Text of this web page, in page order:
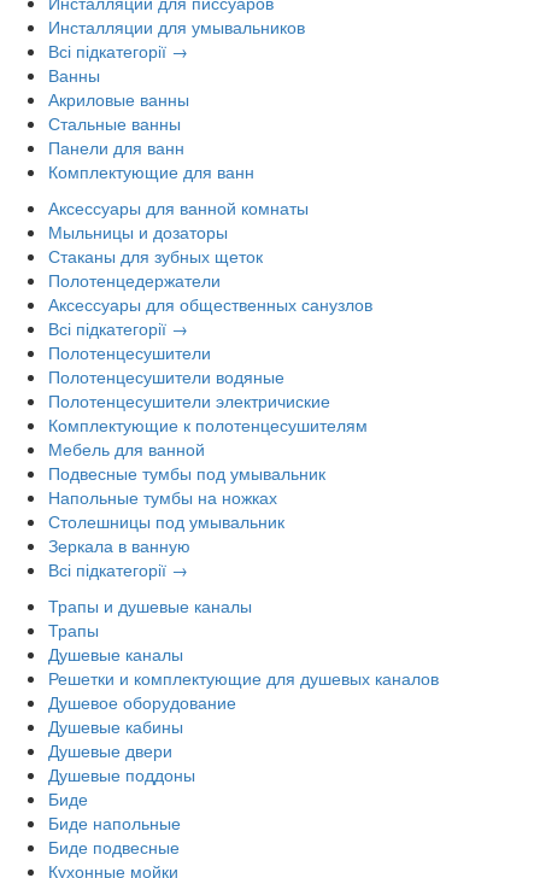
Инсталляции для умывальников
Всі підкатегорії →
Ванны
Акриловые ванны
Стальные ванны
Панели для ванн
Комплектующие для ванн
Аксессуары для ванной комнаты
Мыльницы и дозаторы
Стаканы для зубных щеток
Полотенцедержатели
Аксессуары для общественных санузлов
Всі підкатегорії →
Полотенцесушители
Полотенцесушители водяные
Полотенцесушители электричиские
Комплектующие к полотенцесушителям
Мебель для ванной
Подвесные тумбы под умывальник
Напольные тумбы на ножках
Столешницы под умывальник
Зеркала в ванную
Всі підкатегорії →
Трапы и душевые каналы
Трапы
Душевые каналы
Решетки и комплектующие для душевых каналов
Душевое оборудование
Душевые кабины
Душевые двери
Душевые поддоны
Биде
Биде напольные
Биде подвесные
Кухонные мойки